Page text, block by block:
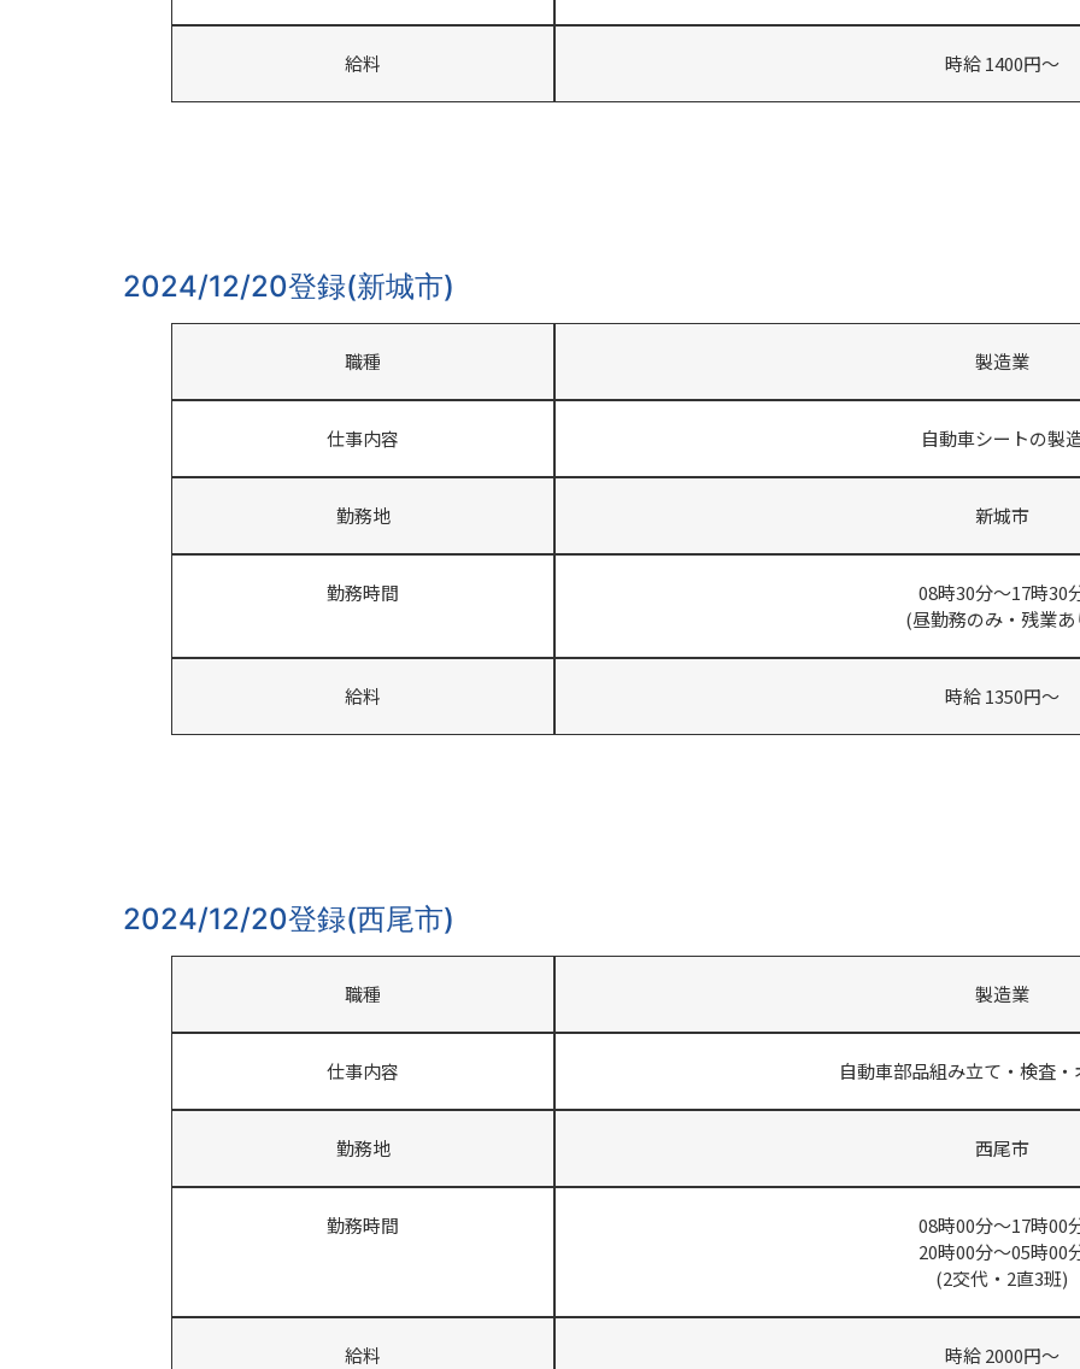
給料 時給 1400円～
2024/12/20登録(新城市)
職種 製造業
仕事内容 自動車シートの製
勤務地 新城市
勤務時間
08時30分～17時30
(昼勤務のみ・残業あ
給料 時給 1350円～
2024/12/20登録(西尾市)
職種 製造業
仕事内容 自動車部品組み立て・検査
勤務地 西尾市
勤務時間
08時00分～17時00
20時00分～05時00
(2交代・2直3班)
給料 時給 2000円～